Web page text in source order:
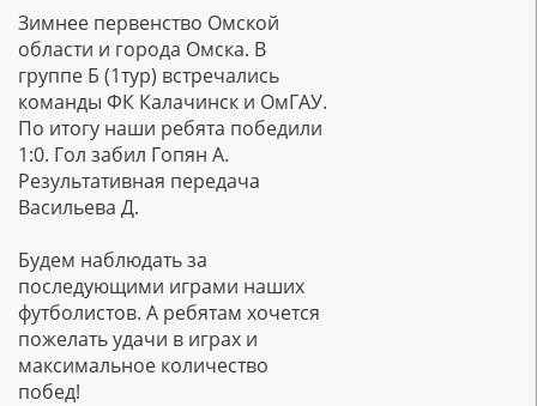
Зимнее первенство Омской
области и города Омска. В
группе Б (1тур) встречались
команды ФК Калачинск и ОмГАУ.
По итогу наши ребята победили
1:0. Гол забил Гопян А.
Результативная передача
Васильева Д.
Будем наблюдать за
последующими играми наших
футболистов. А ребятам хочется
пожелать удачи в играх и
максимальное количество
побед!